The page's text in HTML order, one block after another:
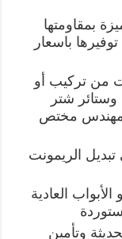
بمقاومتها
باسعار
من تركيب أو
وستائر شتر
مهندس مختص
الريمونت
العادية
وتأمين